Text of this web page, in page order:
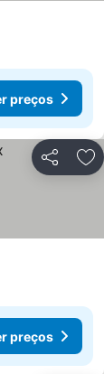
preços
Partilhar
preços